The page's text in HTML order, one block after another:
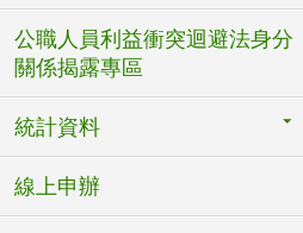
公職人員利益衝突迴避法身分
關係揭露專區
統計資料
線上申辦